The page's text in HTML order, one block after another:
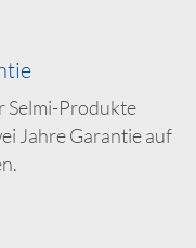
Selmi-Produkte
Jahre Garantie auf